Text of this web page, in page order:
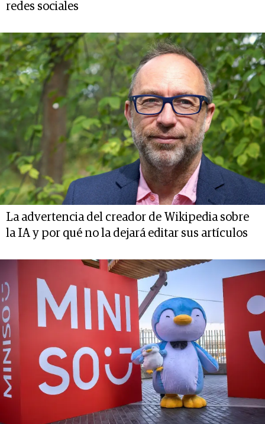
redes sociales
La advertencia del creador de Wikipedia sobre
la IA y por qué no la dejará editar sus artículos